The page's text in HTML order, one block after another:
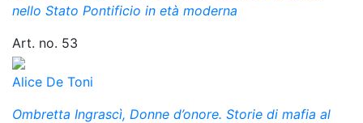
nello Stato Pontificio in età moderna
Art. no. 53
Alice De Toni
Ombretta Ingrascì, Donne d’onore. Storie di mafia al